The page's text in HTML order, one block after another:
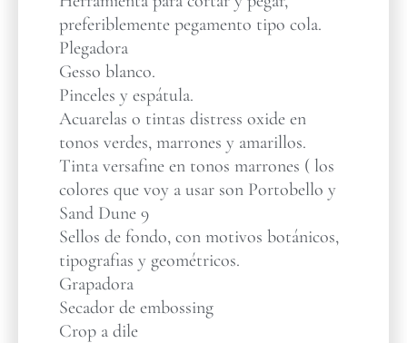
preferiblemente pegamento tipo cola.
Plegadora
Gesso blanco.
Pinceles y espátula.
Acuarelas o tintas distress oxide en
tonos verdes, marrones y amarillos.
Tinta versafine en tonos marrones ( los
colores que voy a usar son Portobello y
Sand Dune 9
Sellos de fondo, con motivos botánicos,
tipografias y geométricos.
Grapadora
Secador de embossing
Crop a dile